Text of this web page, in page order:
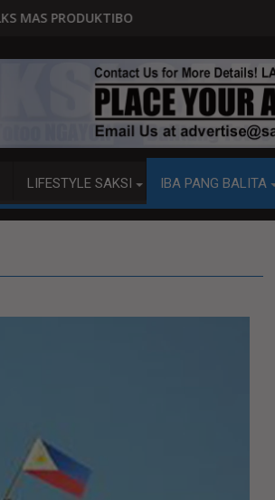
P92.8 MILYON ANG USAPAN, P1
LIFESTYLE SAKSI IBA PANG BALITA